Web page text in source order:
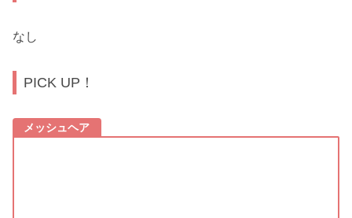
なし
PICK UP！
メッシュヘア